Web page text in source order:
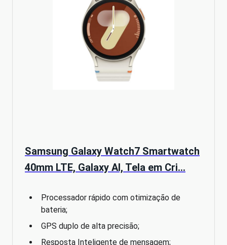
Samsung Galaxy Watch7 Smartwatch
40mm LTE, Galaxy AI, Tela em Cri…
Processador rápido com otimização de
bateria;
GPS duplo de alta precisão;
Resposta Inteligente de mensagem;